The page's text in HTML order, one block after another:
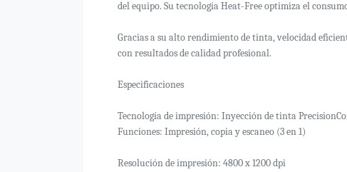
del equipo. Su tecnología Heat-Free optimiza el
Gracias a su alto rendimiento de tinta, velocidad
con resultados de calidad profesional.
Especificaciones
Tecnología de impresión: Inyección de tinta
Funciones: Impresión, copia y escaneo (3 en 1)
Resolución de impresión: 4800 x 1200 dpi